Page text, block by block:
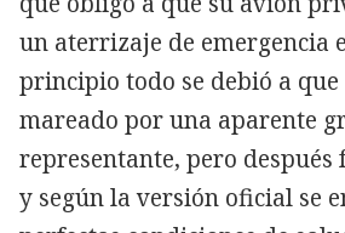
un aterrizaje de emergencia
principio todo se debió a que
mareado por una aparente
representante, pero después
y según la versión oficial se